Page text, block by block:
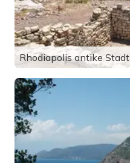
Rhodiapolis antike Stadt